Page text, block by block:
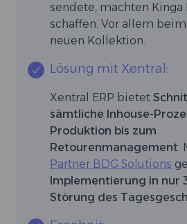
sendete, machten Kinga
schaffen. Vor allem
neuen Kollektion.
Lösung mit Xentral:
Xentral ERP bietet
sämtliche Inhouse-
Produktion bis zum
Retourenmanagement.
Partner BDG Solutions
Implementierung in nur
Störung des